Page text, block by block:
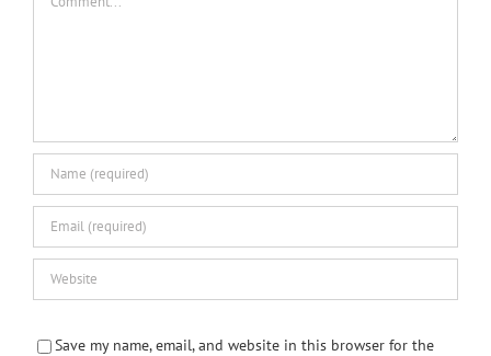
Save my name, email, and website in this browser for the